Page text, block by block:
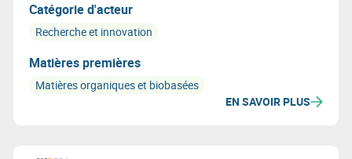
alimentaire (FOOD), de la valorisation de la
biomasse (EXTRACT), de l’environnement
emballage, textile et applications bio-basées).
Catégorie d'acteur
Recherche et innovation
Matières premières
Matières organiques et biobasées
EN SAVOIR PLUS